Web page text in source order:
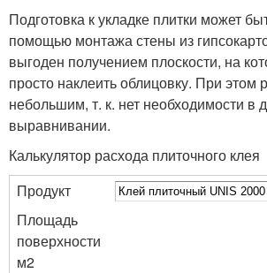
Подготовка к укладке плитки может
помощью монтажа стены из
выгоден получением плоскости, на
просто наклеить облицовку. При этом
небольшим, т. к. нет необходимости в
выравнивании.
Калькулятор расхода плиточного клея
Продукт
Площадь
поверхности
м2